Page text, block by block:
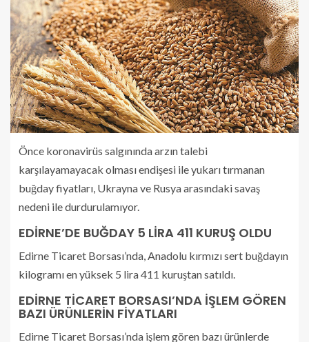
Önce koronavirüs salgınında arzın talebi
karşılayamayacak olması endişesi ile yukarı tırmanan
buğday fiyatları, Ukrayna ve Rusya arasındaki savaş
nedeni ile durdurulamıyor.
EDİRNE’DE BUĞDAY 5 LİRA 411 KURUŞ OLDU
Edirne Ticaret Borsası’nda, Anadolu kırmızı sert buğdayın
kilogramı en yüksek 5 lira 411 kuruştan satıldı.
EDİRNE TİCARET BORSASI’NDA İŞLEM GÖREN
BAZI ÜRÜNLERİN FİYATLARI
Edirne Ticaret Borsası’nda işlem gören bazı ürünlerde